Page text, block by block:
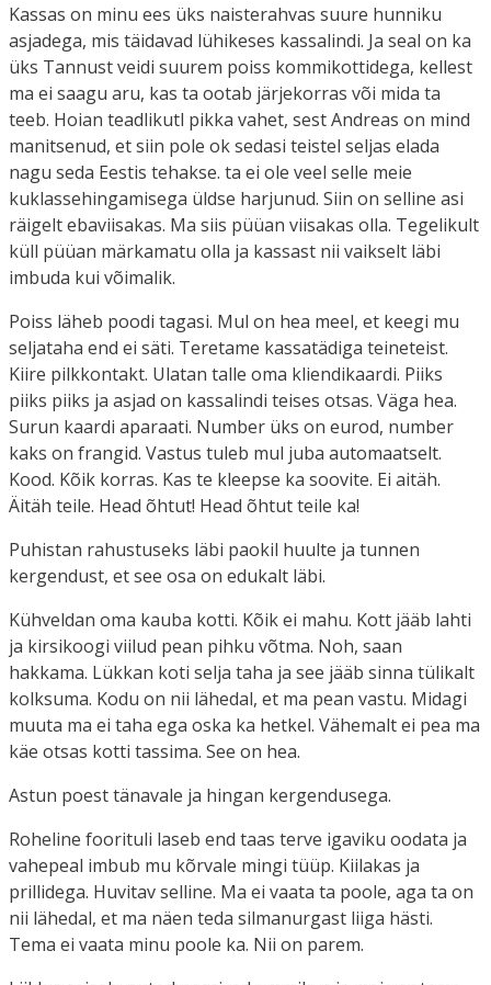
Kassas on minu ees üks naisterahvas suure hunniku
asjadega, mis täidavad lühikeses kassalindi. Ja seal on ka
üks Tannust veidi suurem poiss kommikottidega, kellest
ma ei saagu aru, kas ta ootab järjekorras või mida ta
teeb. Hoian teadlikutl pikka vahet, sest Andreas on mind
manitsenud, et siin pole ok sedasi teistel seljas elada
nagu seda Eestis tehakse. ta ei ole veel selle meie
kuklassehingamisega üldse harjunud. Siin on selline asi
räigelt ebaviisakas. Ma siis püüan viisakas olla. Tegelikult
küll püüan märkamatu olla ja kassast nii vaikselt läbi
imbuda kui võimalik.
Poiss läheb poodi tagasi. Mul on hea meel, et keegi mu
seljataha end ei säti. Teretame kassatädiga teineteist.
Kiire pilkkontakt. Ulatan talle oma kliendikaardi. Piiks
piiks piiks ja asjad on kassalindi teises otsas. Väga hea.
Surun kaardi aparaati. Number üks on eurod, number
kaks on frangid. Vastus tuleb mul juba automaatselt.
Kood. Kõik korras. Kas te kleepse ka soovite. Ei aitäh.
Äitäh teile. Head õhtut! Head õhtut teile ka!
Puhistan rahustuseks läbi paokil huulte ja tunnen
kergendust, et see osa on edukalt läbi.
Kühveldan oma kauba kotti. Kõik ei mahu. Kott jääb lahti
ja kirsikoogi viilud pean pihku võtma. Noh, saan
hakkama. Lükkan koti selja taha ja see jääb sinna tülikalt
kolksuma. Kodu on nii lähedal, et ma pean vastu. Midagi
muuta ma ei taha ega oska ka hetkel. Vähemalt ei pea ma
käe otsas kotti tassima. See on hea.
Astun poest tänavale ja hingan kergendusega.
Roheline foorituli laseb end taas terve igaviku oodata ja
vahepeal imbub mu kõrvale mingi tüüp. Kiilakas ja
prillidega. Huvitav selline. Ma ei vaata ta poole, aga ta on
nii lähedal, et ma näen teda silmanurgast liiga hästi.
Tema ei vaata minu poole ka. Nii on parem.